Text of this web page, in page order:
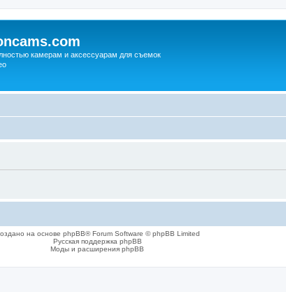
камерам и аксессуарам для съемок
на основе phpBB® Forum Software © phpBB Limited
Русская поддержка phpBB
Моды и расширения phpBB